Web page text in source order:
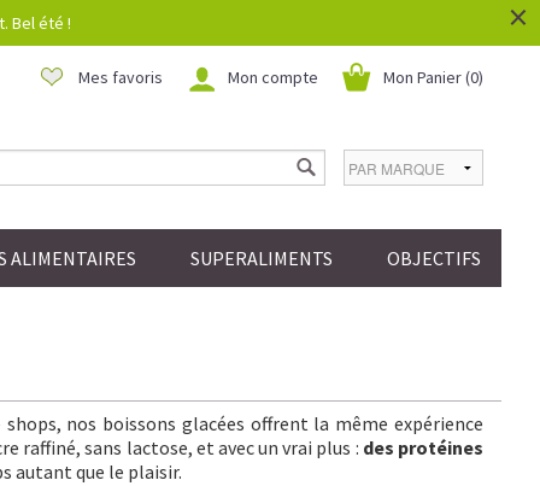
Bel été ! ×
Mon Panier (0)
Mon compte
Mes favoris
ALIMENTAIRES SUPERALIMENTS OBJECTIFS
shops, nos boissons glacées offrent la même expérience
raffiné, sans lactose, et avec un vrai plus : des protéines
autant que le plaisir.